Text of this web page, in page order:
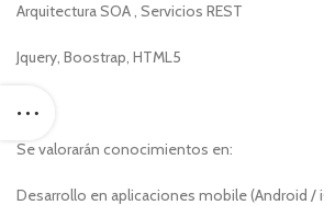
Arquitectura SOA , Servicios REST
Jquery, Boostrap, HTML5
Se valorarán conocimientos en:
Desarrollo en aplicaciones mobile (Android /